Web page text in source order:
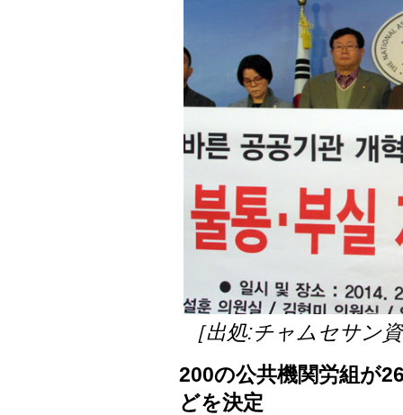
［出処:チャムセサン
200の公共機関労組が
どを決定